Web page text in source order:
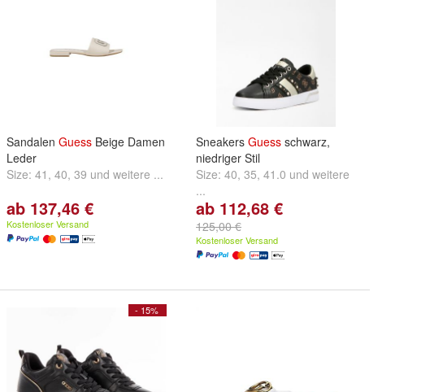
Sandalen Guess Beige Damen
Leder
Size: 41 , 40, 39 und weitere ...
ab 137,46 €
Kostenloser Versand
Sneakers Guess schwarz,
niedriger Stil
Size: 40, 35, 41.0 und weitere
...
ab 112,68 €
125,00 €
Kostenloser Versand
- 15%